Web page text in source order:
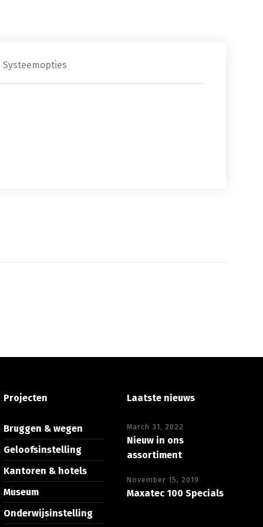
Systeemopties
Projecten
Bruggen & wegen
Geloofsinstelling
Kantoren & hotels
Museum
Onderwijsinstelling
Laatste nieuws
March 31, 2022
Nieuw in ons
assortiment
November 15, 2019
Maxatec 100 Specials